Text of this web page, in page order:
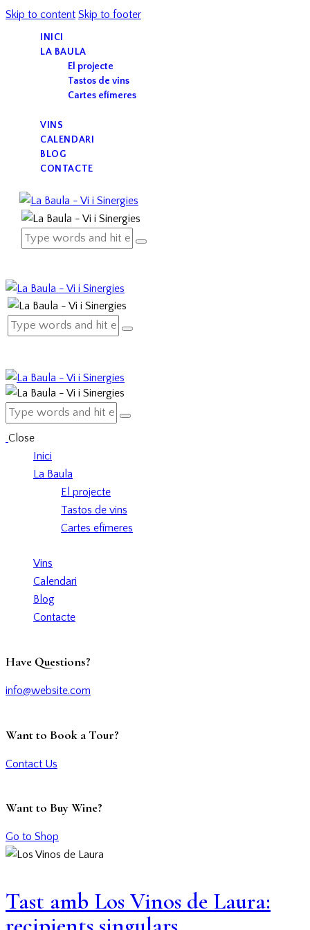
Skip to content Skip to footer
INICI
LA BAULA
El projecte
Tastos de vins
Cartes efímeres
VINS
CALENDARI
BLOG
CONTACTE
Close
Inici
La Baula
El projecte
Tastos de vins
Cartes efímeres
Vins
Calendari
Blog
Contacte
Have Questions?
info@website.com
Want to Book a Tour?
Contact Us
Want to Buy Wine?
Go to Shop
Tast amb Los Vinos de Laura: